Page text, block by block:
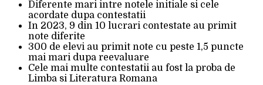
Diferente mari intre notele initiale si cele
acordate dupa contestatii
In 2023, 9 din 10 lucrari contestate au primit
note diferite
300 de elevi au primit note cu peste 1,5 puncte
mai mari dupa reevaluare
Cele mai multe contestatii au fost la proba de
Limba si Literatura Romana